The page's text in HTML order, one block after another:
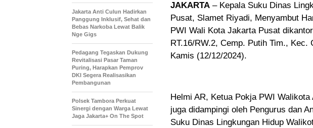
JAKARTA – Kepala Suku Dinas
Pusat, Slamet Riyadi, Menyambut
PWI Wali Kota Jakarta Pusat
RT.16/RW.2, Cemp. Putih Tim.,
Kamis (12/12/2024).
Helmi AR, Ketua Pokja PWI
juga didampingi oleh Pengurus dan
Suku Dinas Lingkungan Hidup
Jakarta Anti Culun Hadirkan
Panggung Inklusif, Sehat dan
Bebas Narkoba Lewat Balik
Nge Gigs
Pedagang Tegaskan Dukung
Revitalisasi Pasar Taman
Puring, Harapkan Pemprov
DKI Segera Realisasikan
Pembangunan
Polsek Tambora Perkuat
Sinergi dengan Warga Lewat
Jaga Jakarta+ On The Spot